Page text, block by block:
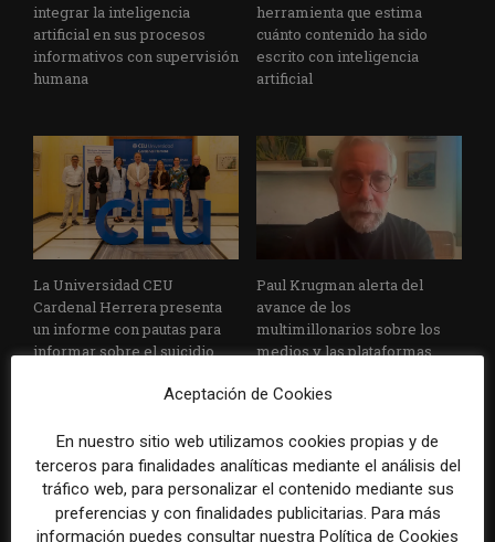
integrar la inteligencia
artificial en sus procesos
informativos con supervisión
humana
herramienta que estima
cuánto contenido ha sido
escrito con inteligencia
artificial
La Universidad CEU
Cardenal Herrera presenta
un informe con pautas para
informar sobre el suicidio
Paul Krugman alerta del
avance de los
multimillonarios sobre los
medios y las plataformas
Aceptación de Cookies
En nuestro sitio web utilizamos cookies propias y de
terceros para finalidades analíticas mediante el análisis del
tráfico web, para personalizar el contenido mediante sus
preferencias y con finalidades publicitarias. Para más
información puedes consultar nuestra Política de Cookies